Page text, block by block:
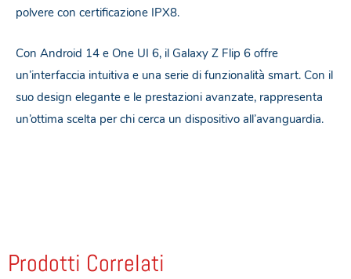
polvere con certificazione IPX8.
Con Android 14 e One UI 6, il Galaxy Z Flip 6 offre
un’interfaccia intuitiva e una serie di funzionalità smart. Con il
suo design elegante e le prestazioni avanzate, rappresenta
un’ottima scelta per chi cerca un dispositivo all’avanguardia.
Prodotti Correlati